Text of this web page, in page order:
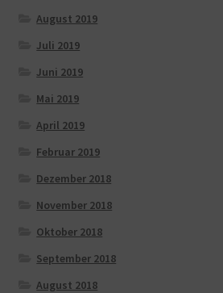
August 2019
Juli 2019
Juni 2019
Mai 2019
April 2019
Februar 2019
Dezember 2018
November 2018
Oktober 2018
September 2018
August 2018